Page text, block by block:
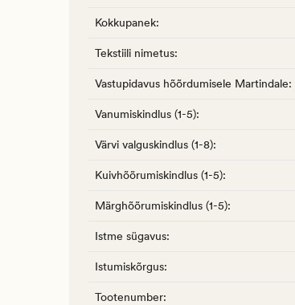
Kokkupanek:
Tekstiili nimetus:
Vastupidavus hõõrdumisele Martindale:
Vanumiskindlus (1-5):
Värvi valguskindlus (1-8):
Kuivhõõrumiskindlus (1-5):
Märghõõrumiskindlus (1-5):
Istme sügavus:
Istumiskõrgus:
Tootenumber: